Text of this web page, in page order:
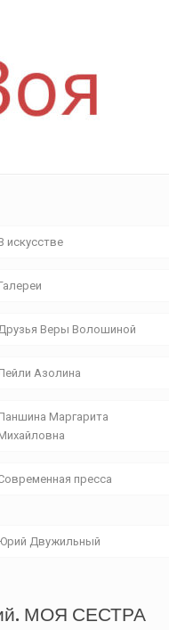
искусстве
Друзья Веры Волошиной
Азолина
Маргарита
пресса
Двужильный
МОЯ СЕСТРА